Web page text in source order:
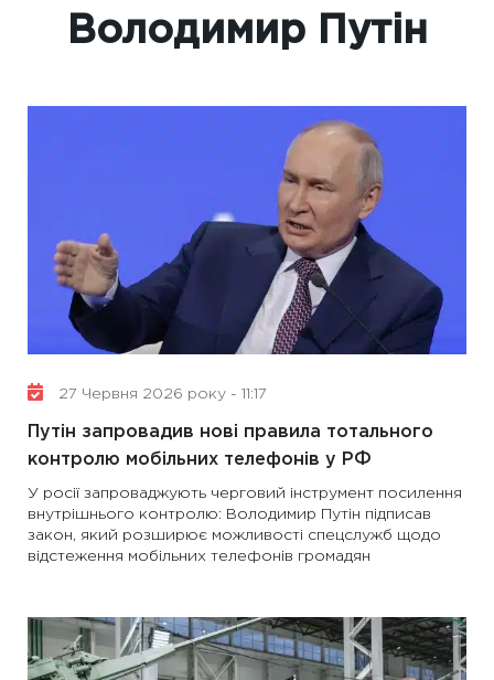
Володимир Путін
27 Червня 2026 року - 11:17
Путін запровадив нові правила тотального
контролю мобільних телефонів у РФ
У росії запроваджують черговий інструмент посилення
внутрішнього контролю: Володимир Путін підписав
закон, який розширює можливості спецслужб щодо
відстеження мобільних телефонів громадян